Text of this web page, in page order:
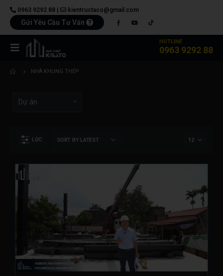
0963 9292 88 kientructaco@gmail.com
Gửi Yêu Cầu Tư Vấn
HOTLINE
0963 9292 88
NHÀ KHUNG THÉP
Dự án
LỌC